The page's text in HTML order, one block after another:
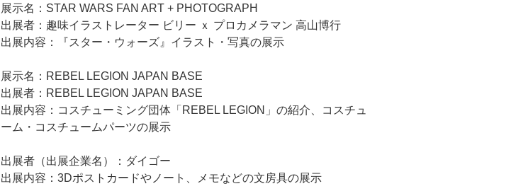
展示名：STAR WARS FAN ART + PHOTOGRAPH
出展者：趣味イラストレーター ビリー ｘ プロカメラマン 高山博行
出展内容：『スター・ウォーズ』イラスト・写真の展示
展示名：REBEL LEGION JAPAN BASE
出展者：REBEL LEGION JAPAN BASE
出展内容：コスチューミング団体「REBEL LEGION」の紹介、コスチュ
ーム・コスチュームパーツの展示
出展者（出展企業名）：ダイゴー
出展内容：3Dポストカードやノート、メモなどの文房具の展示